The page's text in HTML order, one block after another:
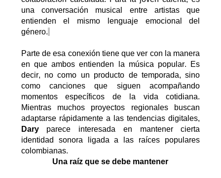
una conversación musical entre artistas que
entienden el mismo lenguaje emocional del
género.
Parte de esa conexión tiene que ver con la manera
en que ambos entienden la música popular. Es
decir, no como un producto de temporada, sino
como canciones que siguen acompañando
momentos específicos de la vida cotidiana.
Mientras muchos proyectos regionales buscan
adaptarse rápidamente a las tendencias digitales,
Daryparece interesada en mantener cierta
identidad sonora ligada a las raíces populares
colombianas.
Una raízque se debe mantener